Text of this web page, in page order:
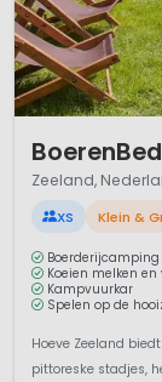
van kaarsen en
de warme
Het Betere
weg van
Zeeland,
XS Klein &
Boerderijcamping
Koeien melken en
Kampvuurkar
Spelen op de
Hoeve Zeeland
pittoreske stadjes,